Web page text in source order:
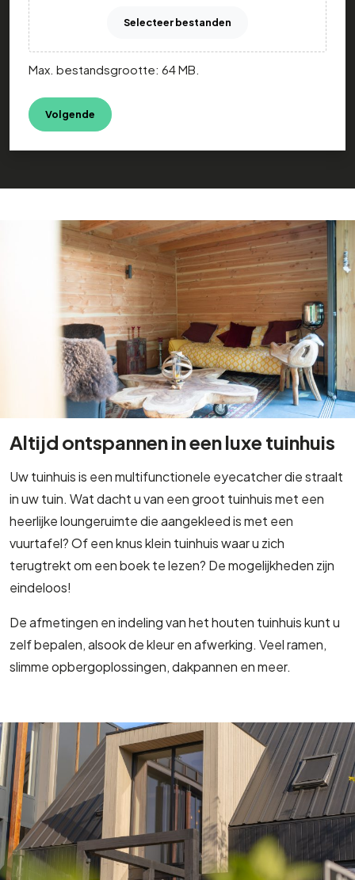
Selecteer bestanden
Max. bestandsgrootte: 64 MB.
Altijd ontspannen in een luxe tuinhuis
Uw tuinhuis is een multifunctionele eyecatcher die straalt
in uw tuin. Wat dacht u van een groot tuinhuis met een
heerlijke loungeruimte die aangekleed is met een
vuurtafel? Of een knus klein tuinhuis waar u zich
terugtrekt om een boek te lezen? De mogelijkheden zijn
eindeloos!
De afmetingen en indeling van het houten tuinhuis kunt u
zelf bepalen, alsook de kleur en afwerking. Veel ramen,
slimme opbergoplossingen, dakpannen en meer.